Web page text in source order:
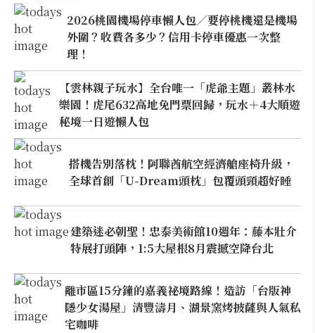
2026桃園機場停車懶人包／要停桃機還是機場
外圍？收費各多少？信用卡停車優惠一次整
理！
【雲林親子玩水】全台唯一「虎爺主題」叢林水
樂園！虎尾632高地免門票回歸，玩水＋4大順遊
秘境一日遊懶人包
搭機告別落枕！阿聯酋航空經濟艙座椅升級，
全球首創「U-Dream頭枕」包覆頭頸超好睡
建築迷必朝聖！忠泰美術館10週年：藤本壯介
特展打頭陣，1:5大屋根8月震撼空降台北
離市區15分鐘的嘉義祕境路線！造訪「台版神
隱少女湯屋」清豐濤月、湖景窯烤披薩與人氣私
宅咖啡